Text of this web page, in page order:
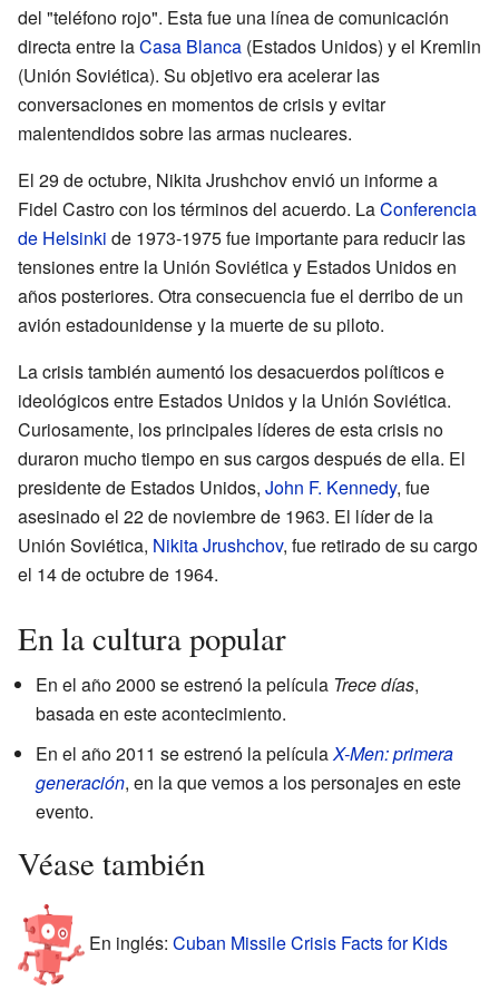
del "teléfono rojo". Esta fue una línea de comunicación
directa entre laCasa Blanca (Estados Unidos) y el Kremlin
(Unión Soviética). Su objetivo era acelerar las
conversaciones en momentos de crisis y evitar
malentendidos sobre las armas nucleares.
El 29 de octubre, Nikita Jrushchov envió un informe a
Fidel Castro con los términos del acuerdo. LaConferencia
de Helsinki de 1973-1975 fue importante para reducir las
tensiones entre la Unión Soviética y Estados Unidos en
años posteriores. Otra consecuencia fue el derribo de un
avión estadounidense y la muerte de su piloto.
La crisis también aumentó los desacuerdos políticos e
ideológicos entre Estados Unidos y la Unión Soviética.
Curiosamente, los principales líderes de esta crisis no
duraron mucho tiempo en sus cargos después de ella. El
presidente de Estados Unidos, John F. Kennedy, fue
asesinado el 22 de noviembre de 1963. El líder de la
Unión Soviética, Nikita Jrushchov, fue retirado de su cargo
el 14 de octubre de 1964.
En la cultura popular
En el año 2000 se estrenó la película Trece días,
basada en este acontecimiento.
En el año 2011 se estrenó la películaX-Men: primera
generación, en la que vemos a los personajes en este
evento.
Véase también
En inglés: Cuban Missile Crisis Facts for Kids